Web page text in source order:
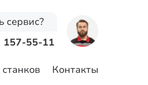
Контакты
сервис?
157-55-11